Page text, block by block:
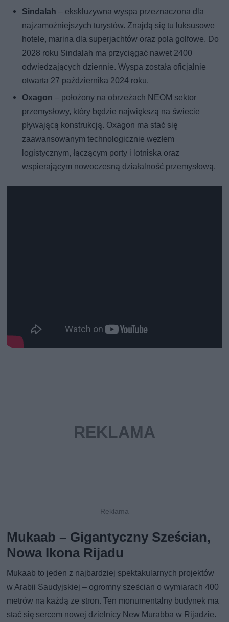
Sindalah – ekskluzywna wyspa przeznaczona dla
najzamożniejszych turystów. Znajdą się tu luksusowe
hotele, marina dla superjachtów oraz pola golfowe. Do
2028 roku Sindalah ma przyciągać nawet 2400
odwiedzających dziennie. Wyspa została oficjalnie
otwarta 27 października 2024 roku.
Oxagon – położony na obrzeżach NEOM sektor
przemysłowy, który będzie największą na świecie
pływającą konstrukcją. Oxagon ma stać się
zaawansowanym technologicznie węzłem
logistycznym, łączącym porty i lotniska oraz
wspierającym nowoczesną działalność przemysłową.
Mukaab – Gigantyczny Sześcian,
Nowa Ikona Rijadu
Mukaab to jeden z najbardziej spektakularnych projektów
w Arabii Saudyjskiej – ogromny sześcian o wymiarach 400
metrów na każdą ze stron. Ten monumentalny budynek ma
stać się sercem nowej dzielnicy New Murabba w Rijadzie.